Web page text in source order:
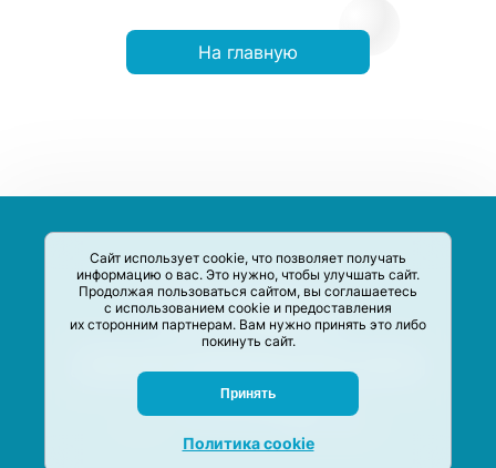
Сайт использует cookie, что позволяет получать
информацию о вас. Это нужно, чтобы улучшать сайт.
Продолжая пользоваться сайтом, вы соглашаетесь
с использованием cookie и предоставления
их сторонним партнерам. Вам нужно принять это либо
покинуть сайт.
Принять
Политика cookie
На главную
систематизации акций и скидок на товары и услуги в РФ
Задать вопрос
© M-Social production 2020 –2026